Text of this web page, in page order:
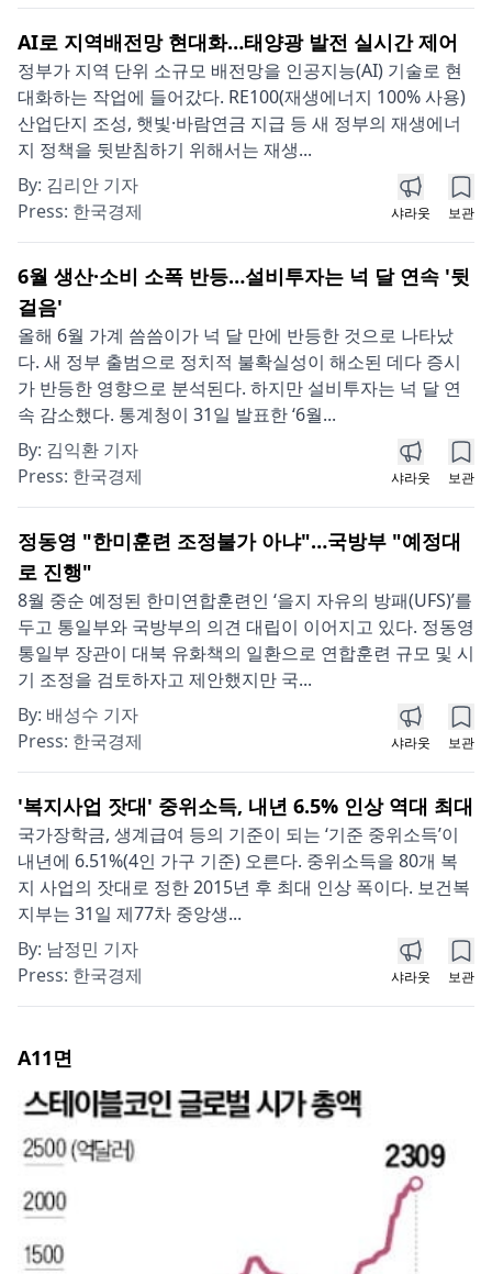
AI로 지역배전망 현대화…태양광 발전 실시간 제어
정부가 지역 단위 소규모 배전망을 인공지능(AI) 기술로 현
대화하는 작업에 들어갔다. RE100(재생에너지 100% 사용)
산업단지 조성, 햇빛·바람연금 지급 등 새 정부의 재생에너
지 정책을 뒷받침하기 위해서는 재생...
By: 김리안 기자
Press: 한국경제 샤라웃 보관
6월 생산·소비 소폭 반등…설비투자는 넉 달 연속 '뒷
걸음'
올해 6월 가계 씀씀이가 넉 달 만에 반등한 것으로 나타났
다. 새 정부 출범으로 정치적 불확실성이 해소된 데다 증시
가 반등한 영향으로 분석된다. 하지만 설비투자는 넉 달 연
속 감소했다. 통계청이 31일 발표한 ‘6월...
By: 김익환 기자
Press: 한국경제 샤라웃 보관
정동영 "한미훈련 조정불가 아냐"…국방부 "예정대
로 진행"
8월 중순 예정된 한미연합훈련인 ‘을지 자유의 방패(UFS)’를
두고 통일부와 국방부의 의견 대립이 이어지고 있다. 정동영
통일부 장관이 대북 유화책의 일환으로 연합훈련 규모 및 시
기 조정을 검토하자고 제안했지만 국...
By: 배성수 기자
Press: 한국경제 샤라웃 보관
'복지사업 잣대' 중위소득, 내년 6.5% 인상 역대 최대
국가장학금, 생계급여 등의 기준이 되는 ‘기준 중위소득’이
내년에 6.51%(4인 가구 기준) 오른다. 중위소득을 80개 복
지 사업의 잣대로 정한 2015년 후 최대 인상 폭이다. 보건복
지부는 31일 제77차 중앙생...
By: 남정민 기자
Press: 한국경제 샤라웃 보관
A11면